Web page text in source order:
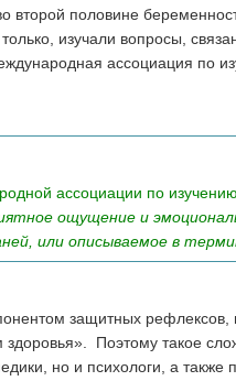
половине
изучали вопросы,
ассоциация по
ассоциации по
ощущение и
или описываемое в
защитных
Поэтому такое
но и психологи, а